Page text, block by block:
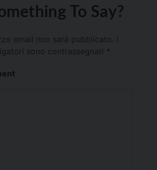
To Say?
email non sarà pubblicato.
sono contrassegnati *